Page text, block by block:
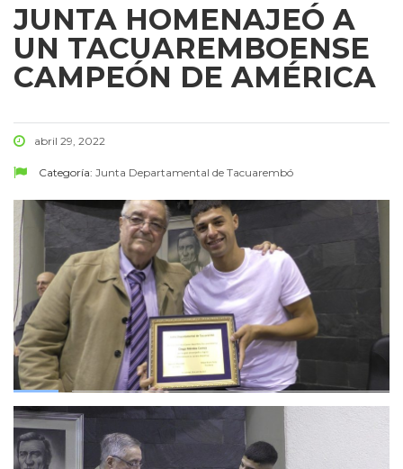
JUNTA HOMENAJEÓ A
UN TACUAREMBOENSE
CAMPEÓN DE AMÉRICA
abril 29, 2022
Categoría: Junta Departamental de Tacuarembó